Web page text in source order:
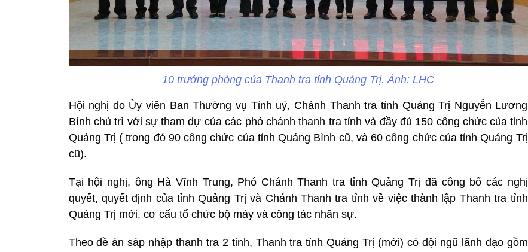
10 trưởng phòng của Thanh tra tỉnh Quảng Trị. Ảnh: LHC
Hội nghị do Ủy viên Ban Thường vụ Tỉnh uỷ, Chánh Thanh tra tỉnh Quảng Trị Nguyễn Lương
Bình chủ trì với sự tham dự của các phó chánh thanh tra tỉnh và đầy đủ 150 công chức của tỉnh
Quảng Trị ( trong đó 90 công chức của tỉnh Quảng Bình cũ, và 60 công chức của tỉnh Quảng Trị
cũ).
Tại hội nghị, ông Hà Vĩnh Trung, Phó Chánh Thanh tra tỉnh Quảng Trị đã công bố các nghị
quyết, quyết định của tỉnh Quảng Trị và Chánh Thanh tra tỉnh về việc thành lập Thanh tra tỉnh
Quảng Trị mới, cơ cấu tổ chức bộ máy và công tác nhân sự.
Theo đề án sáp nhập thanh tra 2 tỉnh, Thanh tra tỉnh Quảng Trị (mới) có đội ngũ lãnh đạo gồm